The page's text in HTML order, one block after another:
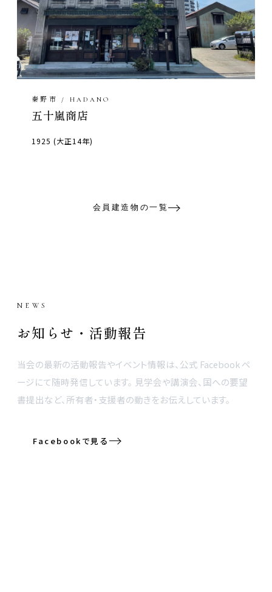
秦野市 / HADANO
五十嵐商店
1925 (大正14年)
会員建造物の一覧
NEWS
お知らせ・活動報告
当会の最新の活動報告やイベント情報は、公式 Facebook ペ
ージにて随時発信しています。 見学会や講演会、国への要望
書提出など、所有者・支援者の動きをお伝えしています。
Facebookで見る